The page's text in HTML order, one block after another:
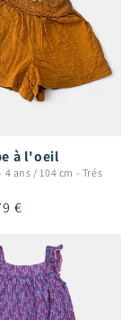
à l'oeil
- 4 ans / 104 cm - Trés
€